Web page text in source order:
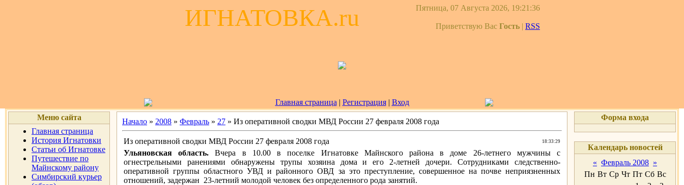
ИГНАТОВКА.ru Пятница, 07 Августа 2026, 19:21:36
Приветствую Вас Гость | RSS
Главная страница | Регистрация| Вход
Меню сайта
Главная страница
История Игнатовки
Статьи об Игнатовке
Путешествие по
Майнскому району
Симбирский курьер
Начало » 2008 » Февраль » 27 » Из оперативной сводки МВД России 27 февраля 2008 года
Из оперативной сводки МВД России 27 февраля 2008 года 18:33:29
Ульяновская область. Вчера в 10.00 в поселке Игнатовке Майнского района в доме 26-летнего мужчины с
огнестрельными ранениями обнаружены трупы хозяина дома и его 2-летней дочери. Сотрудниками следственно-
оперативной группы областного УВД и районного ОВД за это преступление, совершенное на почве неприязненных
отношений, задержан 23-летний молодой человек без определенного рода занятий.
Форма входа
Календарь новостей
« Февраль 2008 »
Пн Вт Ср Чт Пт Сб Вс